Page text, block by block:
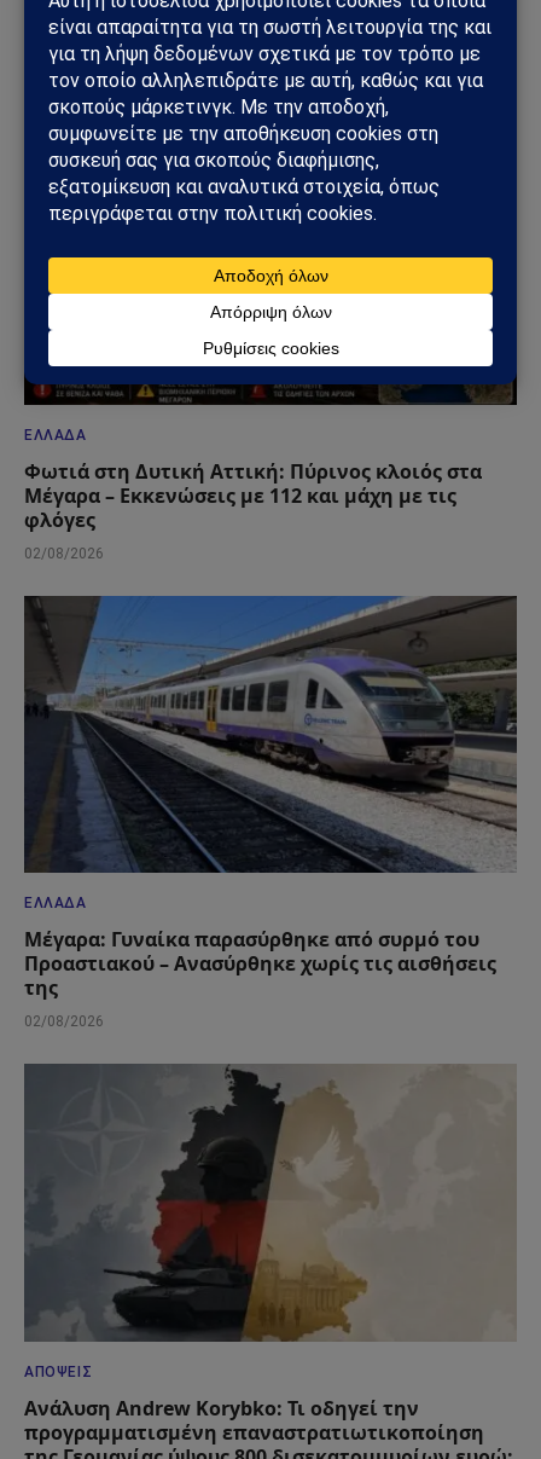
μεγάλη στρατιωτική επιχείρηση – Στο επίκεντρο
Ερυθρά Θάλασσα και Bab al-Mandab
02/08/2026
ΕΛΛΆΔΑ
Φωτιά στη Δυτική Αττική: Πύρινος κλοιός στα
Μέγαρα – Εκκενώσεις με 112 και μάχη με τις
φλόγες
02/08/2026
ΕΛΛΆΔΑ
Μέγαρα: Γυναίκα παρασύρθηκε από συρμό του
Προαστιακού – Ανασύρθηκε χωρίς τις αισθήσεις
της
02/08/2026
ΑΠΌΨΕΙΣ
Ανάλυση Andrew Korybko: Τι οδηγεί την
προγραμματισμένη επαναστρατιωτικοποίηση